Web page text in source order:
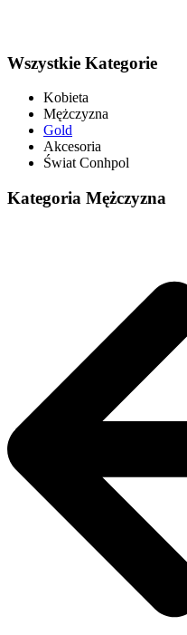
Wszystkie Kategorie
Kobieta
Mężczyzna
Gold
Akcesoria
Świat Conhpol
Kategoria Mężczyzna